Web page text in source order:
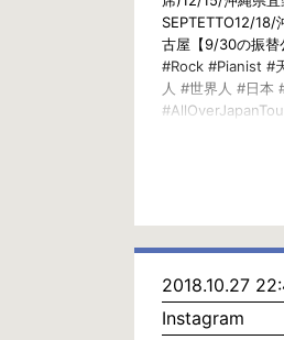
SEPTETTO12/
古屋【9/30の振
#Rock #Pianist #
人 #世界人 #日本
2018.10.27
Instagram